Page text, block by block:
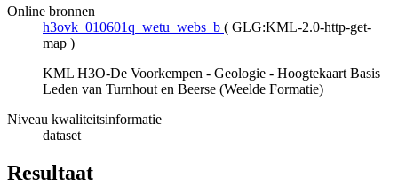
Online bronnen
h3ovk_010601q_wetu_webs_b ( GLG:KML-2.0-http-get-
map )
KML H3O-De Voorkempen - Geologie - Hoogtekaart Basis
Leden van Turnhout en Beerse (Weelde Formatie)
Niveau kwaliteitsinformatie
dataset
Resultaat